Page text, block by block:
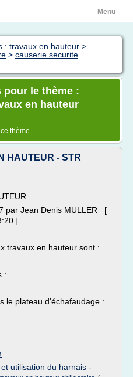
Menu
: travaux en hauteur >
> causerie securite
le thème :
en hauteur
thème
HAUTEUR - STR
par Jean Denis MULLER [
]
travaux en hauteur sont :
:
le plateau d'échafaudage :
utilisation du harnais -